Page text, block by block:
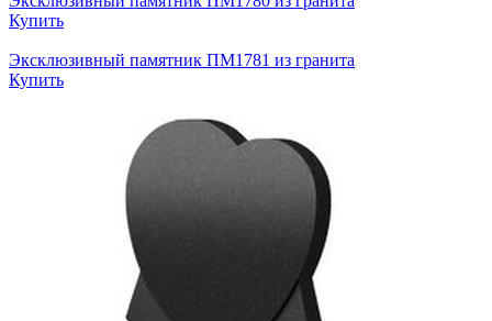
Купить
Эксклюзивный памятник ПМ1781 из гранита
Купить